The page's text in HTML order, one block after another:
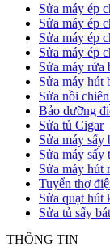
Sửa máy ép
Sửa máy ép
Sửa máy ép
Sửa máy ép
Sửa máy rửa
Sửa máy hút
Sửa nồi
Bảo dưỡng
Sửa tủ Cigar
Sửa máy sấy
Sửa máy sấy
Sửa máy hút
Tuyển thợ
Sửa quạt hút
Sửa tủ sấy
THÔNG TIN